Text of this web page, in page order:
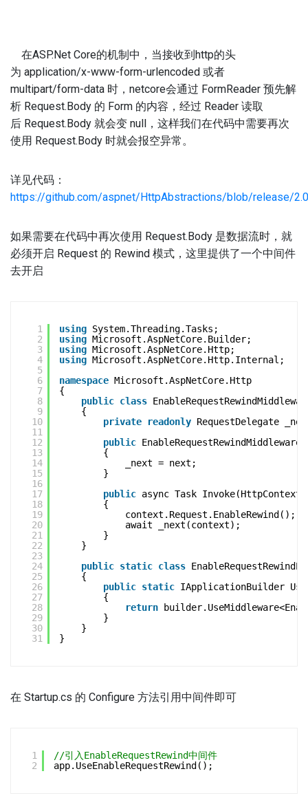
在ASP.Net Core的机制中，当接收到http的头
为 application/x-www-form-urlencoded 或者
multipart/form-data 时，netcore会通过 FormReader 预先解
析 Request.Body 的 Form 的内容，经过 Reader 读取
后 Request.Body 就会变 null，这样我们在代码中需要再次
使用 Request.Body 时就会报空异常。
详见代码：
https://github.com/aspnet/HttpAbstractions/blob/release/
如果需要在代码中再次使用 Request.Body 是数据流时，就
必须开启 Request 的 Rewind 模式，这里提供了一个中间件
去开启
1
2
3
4
5
6
7
8
9
10
11
12
13
14
15
16
17
18
19
20
21
22
23
24
25
26
27
28
29
30
31
using System.Threading.Tasks;
using Microsoft.AspNetCore.Builder;
using Microsoft.AspNetCore.Http;
using Microsoft.AspNetCore.Http.Internal;
namespace Microsoft.AspNetCore.Http
{
public class
{
private
readonly RequestDelegate
public
{
_next = next;
}
public async Task
{
context.Request.EnableRewind();
await _next(context);
}
}
public static class
{
public static IApplicationBuilder
{
return
}
}
}
在 Startup.cs 的 Configure 方法引用中间件即可
1
2
//引入EnableRequestRewind中间件
app.UseEnableRequestRewind();